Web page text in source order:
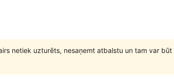
netiek uzturēts, nesaņemt atbalstu un tam var